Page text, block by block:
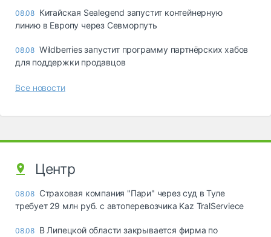
08.08 Китайская Sealegend запустит контейнерную
линию в Европу через Севморпуть
08.08 Wildberries запустит программу партнёрских хабов
для поддержки продавцов
Все новости
Центр
08.08 Страховая компания "Пари" через суд в Туле
требует 29 млн руб. с автоперевозчика Kaz TralServiece
08.08 В Липецкой области закрывается фирма по